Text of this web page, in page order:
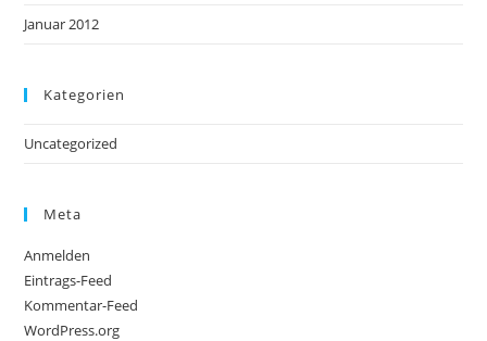
Januar 2012
Kategorien
Uncategorized
Meta
Anmelden
Eintrags-Feed
Kommentar-Feed
WordPress.org